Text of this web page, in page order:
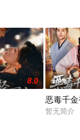
8.0 全81集
恶毒千
暂无简介